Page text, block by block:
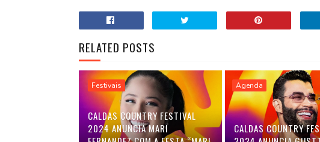
RELATED POSTS
Festivais
CALDAS COUNTRY FESTIVAL
2024 ANUNCIA MARI
Agenda
CALDAS COUNTRY